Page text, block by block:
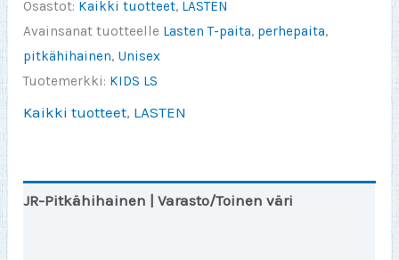
määrä
Osastot: Kaikki tuotteet, LASTEN
Avainsanat tuotteelle Lasten T-paita, perhepaita,
pitkähihainen, Unisex
Tuotemerkki: KIDS LS
Kaikki tuotteet, LASTEN
JR-Pitkähihainen | Varasto/Toinen väri